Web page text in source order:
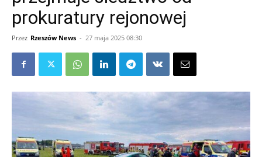
prokuratury rejonowej
Przez Rzeszów News - 27 maja 2025 08:30